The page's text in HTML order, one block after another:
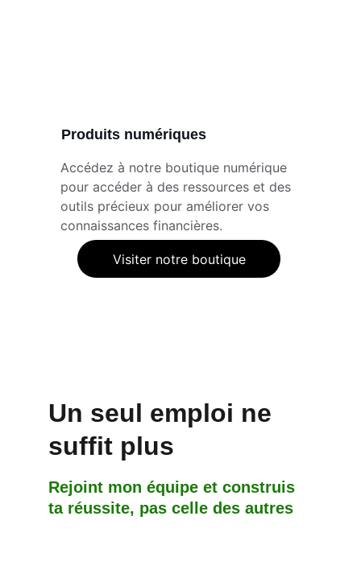
Accédez à notre boutique numérique
pour accéder à des ressources et des
outils précieux pour améliorer vos
connaissances financières.
Produits numériques
Visiter notre boutique
Un seul emploi ne
suffit plus
Rejoint mon équipe et construis
ta réussite, pas celle des autres